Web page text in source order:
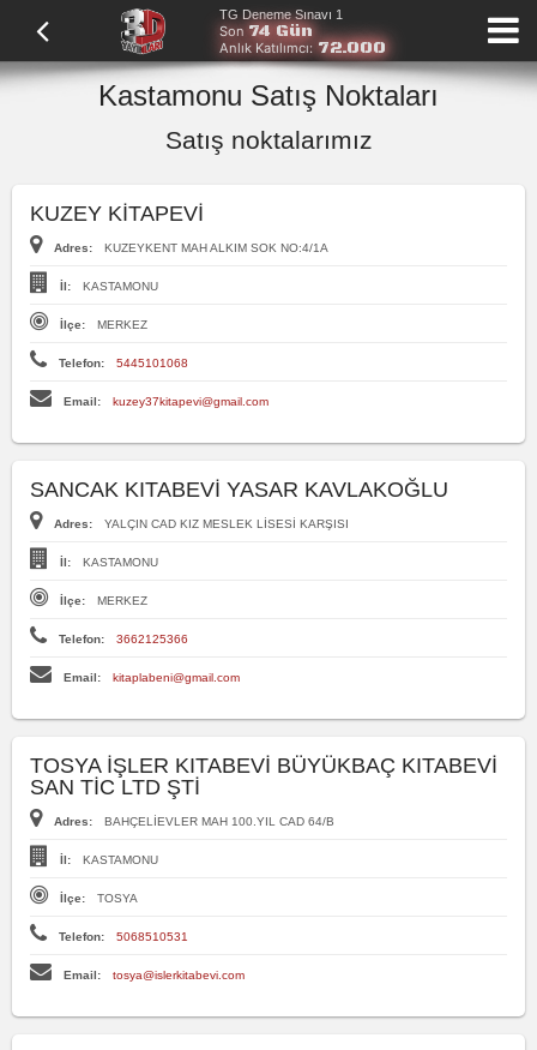
TG Deneme Sınavı 1
Son 74 Gün
Anlık Katılımcı: 72.000
Kastamonu Satış Noktaları
Satış noktalarımız
KUZEY KİTAPEVİ
Adres: KUZEYKENT MAH ALKIM SOK NO:4/1A
İl: KASTAMONU
İlçe: MERKEZ
Telefon: 5445101068
Email: kuzey37kitapevi@gmail.com
SANCAK KITABEVİ YASAR KAVLAKOĞLU
Adres: YALÇIN CAD KIZ MESLEK LİSESİ KARŞISI
İl: KASTAMONU
İlçe: MERKEZ
Telefon: 3662125366
Email: kitaplabeni@gmail.com
TOSYA İŞLER KITABEVİ BÜYÜKBAÇ KITABEVİ
SAN TİC LTD ŞTİ
Adres: BAHÇELİEVLER MAH 100.YIL CAD 64/B
İl: KASTAMONU
İlçe: TOSYA
Telefon: 5068510531
Email: tosya@islerkitabevi.com